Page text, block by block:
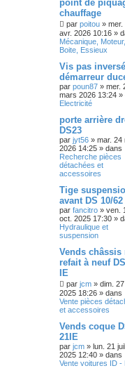
point de
chauffage
par poitou » mer.
avr. 2026 10:16 »
Mécanique, Moteur,
Boite, Essieux
Vis pas inversé
démarreur
par poun87 » mer.
mars 2026 13:24 »
Electricité
porte arrière
DS23
par jyt56 » mar. 24
2026 14:25 » dans
Recherche pièces
détachées et
accessoires
Tige
avant DS 10/62
par fancitro » ven.
oct. 2025 17:30 »
Hydraulique et
suspension
Vends châssis
refait à neuf
IE
par jcm » dim. 27
2025 18:26 » dans
Vente pièces
et accessoires
Vends coque
21IE
par jcm » lun. 21 juil.
2025 12:40 » dans
Vente voitures ID -